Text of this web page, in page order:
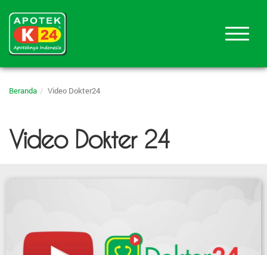
Beranda Video Dokter24
Video Dokter 24